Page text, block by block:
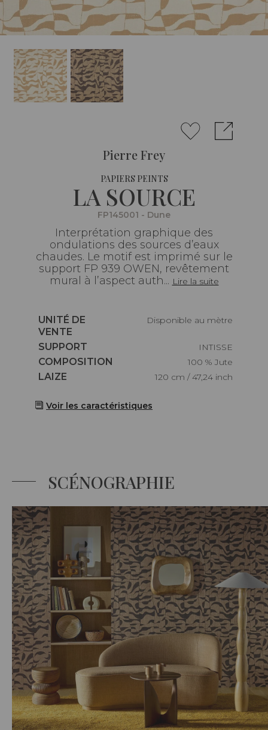
Pierre Frey
PAPIERS PEINTS
LA SOURCE
FP145001 - Dune
Interprétation graphique des
ondulations des sources d’eaux
chaudes. Le motif est imprimé sur le
support FP 939 OWEN, revêtement
mural à l’aspect auth... Lire la suite
Caractéristiques
UNITÉ DE
VENTE
Disponible au mètre
Caractéristiques
SUPPORT
INTISSE
Caractéristiques
COMPOSITION
100 % Jute
Caractéristiques
LAIZE 120 cm / 47,24 inch
Voir les caractéristiques
SCÉNOGRAPHIE